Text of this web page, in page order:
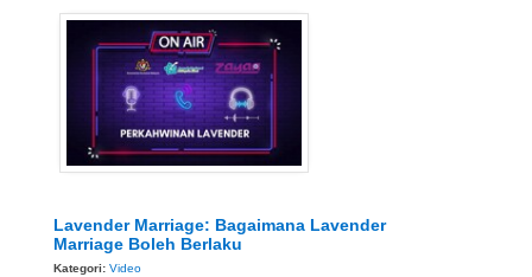
Lavender Marriage: Bagaimana Lavender
Marriage Boleh Berlaku
Kategori: Video